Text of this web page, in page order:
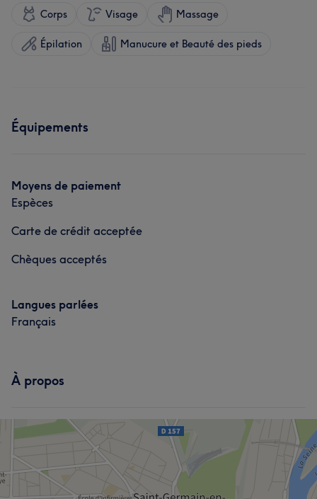
Corps Visage Massage
Épilation Manucure et Beauté des pieds
Équipements
Moyens de paiement
Espèces
Carte de crédit acceptée
Chèques acceptés
Langues parlées
Français
À propos